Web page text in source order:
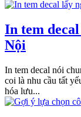
In tem
Nội
In tem decal nói
coi là nhu cầu tất
hóa lưu...